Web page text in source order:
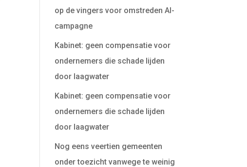
op de vingers voor omstreden AI-
campagne
Kabinet: geen compensatie voor
ondernemers die schade lijden
door laagwater
Kabinet: geen compensatie voor
ondernemers die schade lijden
door laagwater
Nog eens veertien gemeenten
onder toezicht vanwege te weinig